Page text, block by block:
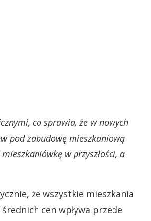
co sprawia, że w nowych
pod zabudowę mieszkaniową
w przyszłości, a
że wszystkie mieszkania
cen wpływa przede